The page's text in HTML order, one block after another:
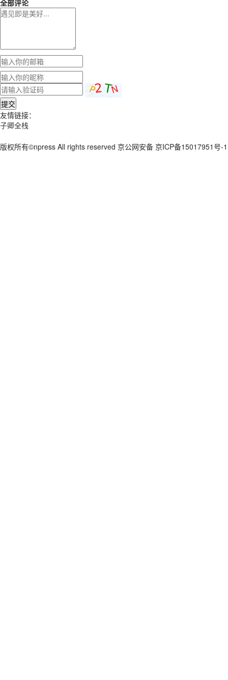
全部评论
提交
友情链接：
子卿全栈
版权所有©npress All rights reserved 京公网安备 京ICP备15017951号-1